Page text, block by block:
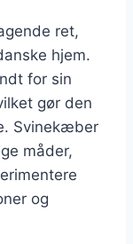
ret,
hjem.
for sin
gør den
Svinekæber
måder,
og